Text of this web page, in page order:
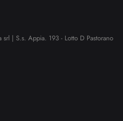
| S.s. Appia. 193 - Lotto D Pastorano